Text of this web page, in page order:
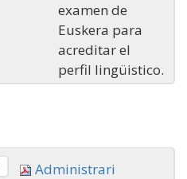
examen de
Euskera para
acreditar el
perfil lingüistico.
Administrari